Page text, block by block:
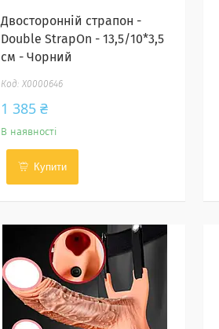
Двосторонній страпон -
Double StrapOn - 13,5/10*3,5
см - Чорний
X0000646
1 385 ₴
В наявності
Купити